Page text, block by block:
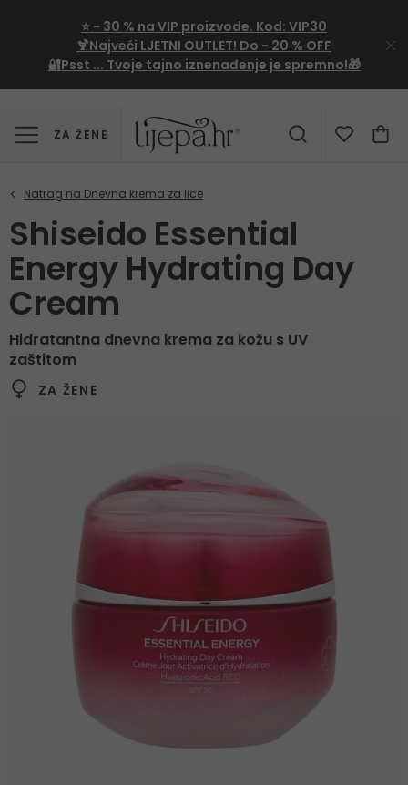
⭐ - 30 % na VIP proizvode. Kod: VIP30
🍹Najveći LJETNI OUTLET! Do - 20 % OFF
🔐Psst ... Tvoje tajno iznenađenje je spremno!🎁
ZA ŽENE
Shiseido Essential
Energy Hydrating Day
Cream
Hidratantna dnevna krema za kožu s UV
zaštitom
ZA ŽENE